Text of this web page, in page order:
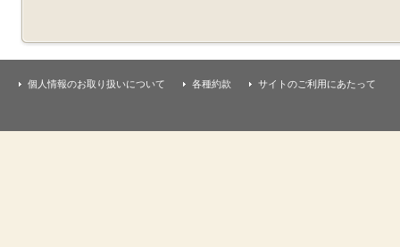
個人情報のお取り扱いについて 各種約款 サイトのご利用にあたって